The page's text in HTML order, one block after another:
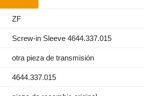
ZF
Screw-in Sleeve 4644.337.015
otra pieza de transmisión
4644.337.015